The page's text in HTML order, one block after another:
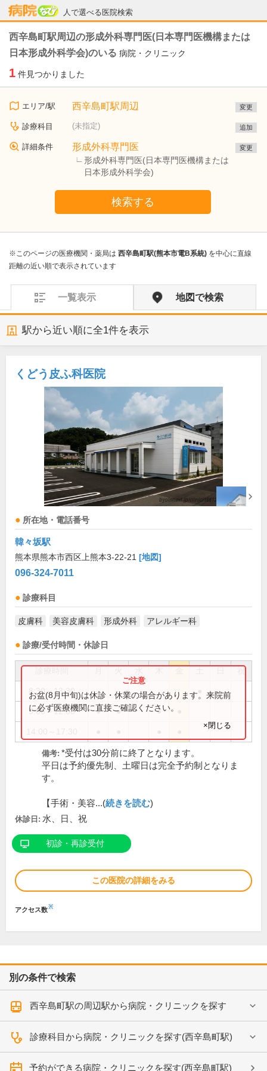
人で選べる医院検索
病院なび
西辛島町駅周辺の形成外科専門医(日本専門医機構または
日本形成外科学会)のいる 病院・クリニック
1 件見つかりました
エリア/駅 西辛島町駅周辺 変更
診療科目 (未指定) 追加
詳細条件 形成外科専門医
形成外科専門医(日本専門医機構または
日本形成外科学会)
変更
検索する
※このページの医療機関・薬局は 西辛島町駅(熊本市電B系統) を中心に直線
距離の近い順で表示されています
一覧表示 地図で検索
駅から近い順に全1件を表示
くどう皮ふ科医院
所在地・電話番号
韓々坂駅
熊本県熊本市西区上熊本3-22-21 [地図]
096-324-7011
診療科目
皮膚科 美容皮膚科 形成外科 アレルギー科
診療/受付時間・休診日
祝
8:30～13:30
9:00～12:00 ● ● ●
お盆(8月中旬)は休診・休業の場合があります。来院前
に必ず医療機関に直接ご確認ください。
×閉じる
備考: *受付は30分前に終了となります。
平日は予約優先制、土曜日は完全予約制となりま
す。
【手術・美容...(続きを読む)
休診日: 水、日、祝
初診・再診受付
この医院の詳細をみる
アクセス数※
別の条件で検索
西辛島町駅の周辺駅から病院・クリニックを探す
診療科目から病院・クリニックを探す(西辛島町駅)
予約ができる病院・クリニックを探す(西辛島町駅)